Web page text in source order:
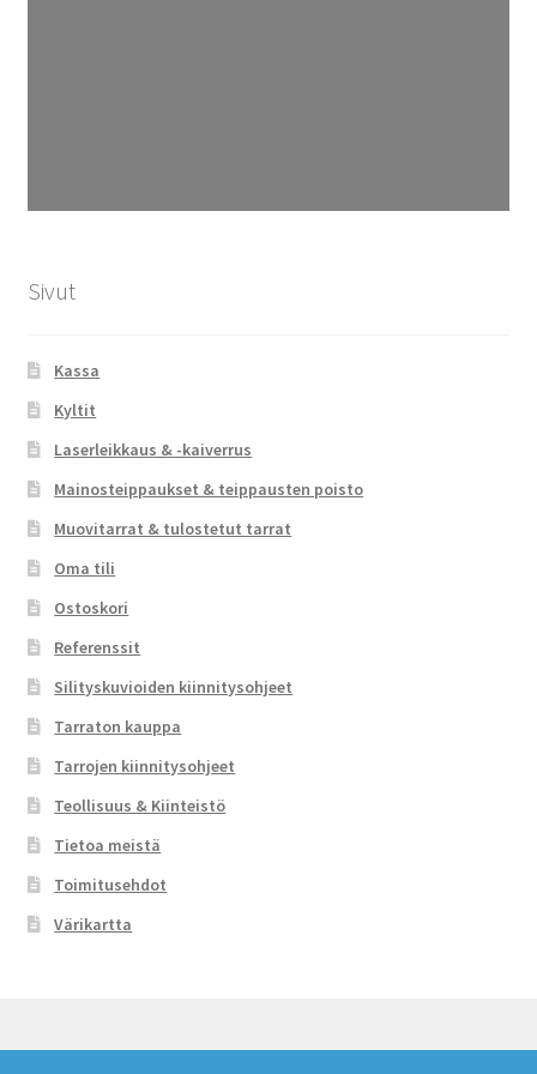
Sivut
Kassa
Kyltit
Laserleikkaus & -kaiverrus
Mainosteippaukset & teippausten poisto
Muovitarrat & tulostetut tarrat
Oma tili
Ostoskori
Referenssit
Silityskuvioiden kiinnitysohjeet
Tarraton kauppa
Tarrojen kiinnitysohjeet
Teollisuus & Kiinteistö
Tietoa meistä
Toimitusehdot
Värikartta